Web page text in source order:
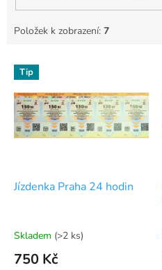
Položek k zobrazení: 7
V
p
p
d
Tip
Jízdenka Praha 24 hodin
Skladem (>2 ks)
750 Kč